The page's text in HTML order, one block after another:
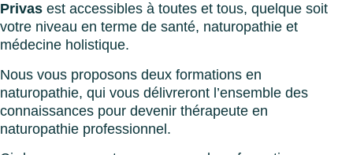
Privas est accessibles à toutes et tous, quelque soit
votre niveau en terme de santé, naturopathie et
médecine holistique.
Nous vous proposons deux formations en
naturopathie, qui vous délivreront l’ensemble des
connaissances pour devenir thérapeute en
naturopathie professionnel.